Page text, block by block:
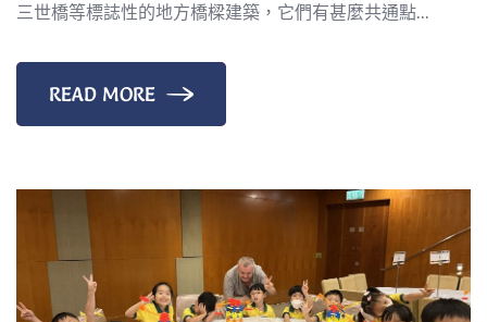
三世橋等標誌性的地方橋樑建築，它們有甚麼共通點...
READ MORE